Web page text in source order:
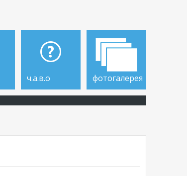
ч.а.в.о фотогалерея